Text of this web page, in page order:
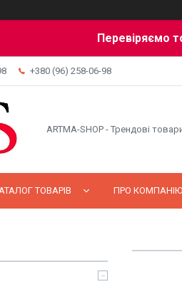
Перевіряємо
+380 (96) 258-06-98
ARTMA-SHOP - Трендові
ТОВАРІВ ПРО КОМПАНІЮ